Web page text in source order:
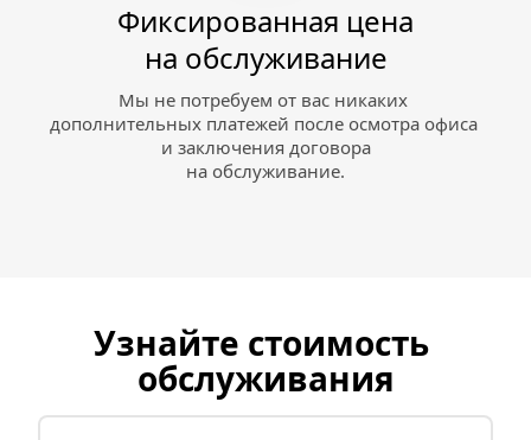
Фиксированная цена
на обслуживание
Мы не потребуем от вас никаких
дополнительных платежей после осмотра офиса
и заключения договора
на обслуживание.
Узнайте стоимость
обслуживания